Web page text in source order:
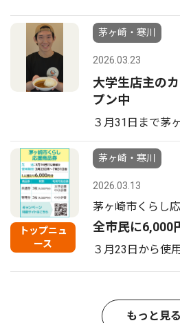
茅ヶ崎・寒川
2026.03.23
大学生店主の
プン中
３月31日まで茅
トップニュ
ース
茅ヶ崎・寒川
2026.03.13
茅ヶ崎市くらし
全市民に6,000
３月23日から使
もっと見る